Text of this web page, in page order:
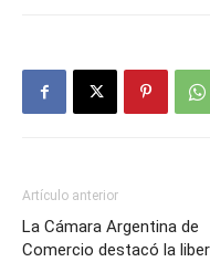
Artículo anterior
La Cámara Argentina de
Comercio destacó la